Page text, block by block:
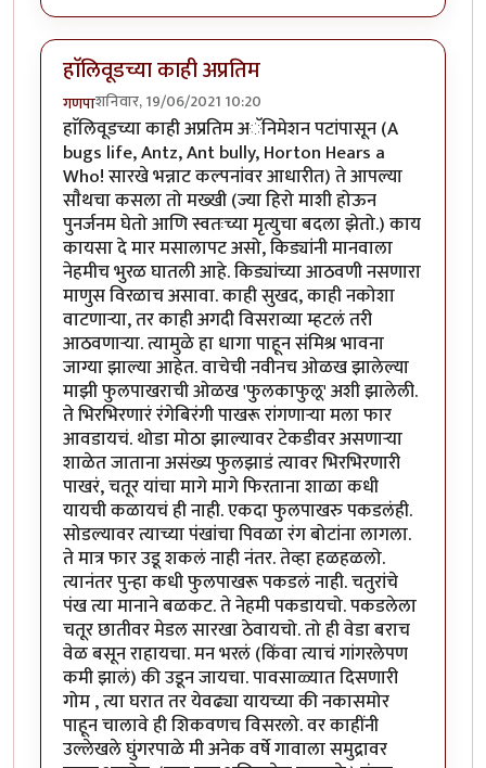
हाॅलिवूडच्या काही अप्रतिम
गणपाशनिवार, 19/06/2021 10:20
हाॅलिवूडच्या काही अप्रतिम अॅनिमेशन पटांपासून (A
bugs life, Antz, Ant bully, Horton Hears a
Who! सारखे भन्नाट कल्पनांवर आधारीत) ते आपल्या
साैथचा कसला तो मख्खी (ज्या हिरो माशी होऊन
पुनर्जनम घेतो आणि स्वतःच्या मृत्युचा बदला झेतो.) काय
कायसा दे मार मसालापट असो, किड्यांनी मानवाला
नेहमीच भुरळ घातली आहे. किड्यांच्या आठवणी नसणारा
माणुस विरळाच असावा. काही सुखद, काही नकोशा
वाटणाऱ्या, तर काही अगदी विसराव्या म्हटलं तरी
आठवणाऱ्या. त्यामुळे हा धागा पाहून संमिश्र भावना
जाग्या झाल्या आहेत. वाचेची नवीनच ओळख झालेल्या
माझी फुलपाखराची ओळख 'फुलकाफुलू' अशी झालेली.
ते भिरभिरणारं रंगेबिरंगी पाखरू रांगणाऱ्या मला फार
आवडायचं. थोडा मोठा झाल्यावर टेकडीवर असणाऱ्या
शाळेत जाताना असंख्य फुलझाडं त्यावर भिरभिरणारी
पाखरं, चतूर यांचा मागे मागे फिरताना शाळा कधी
यायची कळायचं ही नाही. एकदा फुलपाखरु पकडलंही.
सोडल्यावर त्याच्या पंखांचा पिवळा रंग बोटांना लागला.
ते मात्र फार उडू शकलं नाही नंतर. तेव्हा हळहळलो.
त्यानंतर पुन्हा कधी फुलपाखरू पकडलं नाही. चतुरांचे
पंख त्या मानाने बळकट. ते नेहमी पकडायचो. पकडलेला
चतूर छातीवर मेडल सारखा ठेवायचो. तो ही वेडा बराच
वेळ बसून राहायचा. मन भरलं (किंवा त्याचं गांगरलेपण
कमी झालं) की उडून जायचा. पावसाळ्यात दिसणारी
गोम , त्या घरात तर येवढ्या यायच्या की नकासमोर
पाहून चालावे ही शिकवणच विसरलो. वर काहींनी
उल्लेखले घुंगरपाळे मी अनेक वर्षे गावाला समुद्रावर